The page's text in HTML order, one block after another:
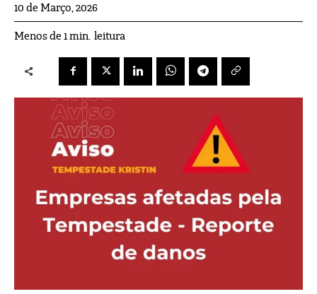
10 de Março, 2026
Menos de 1min. leitura